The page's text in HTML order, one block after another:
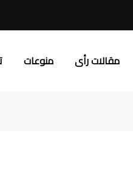
مقالات رأى منوعات